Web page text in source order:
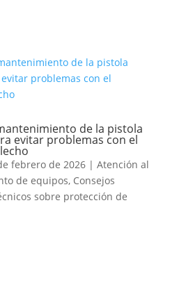
de la pistola
evitar problemas con el
febrero de 2026| Atención al
de equipos, Consejos
sobre protección de